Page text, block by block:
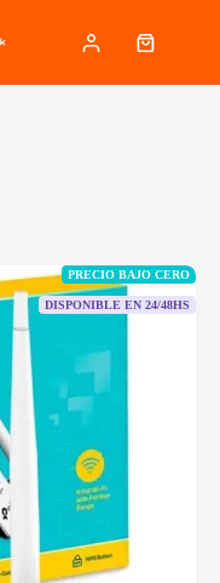
Carro
PRECIO BAJO CERO
DISPONIBLE EN 24/48HS